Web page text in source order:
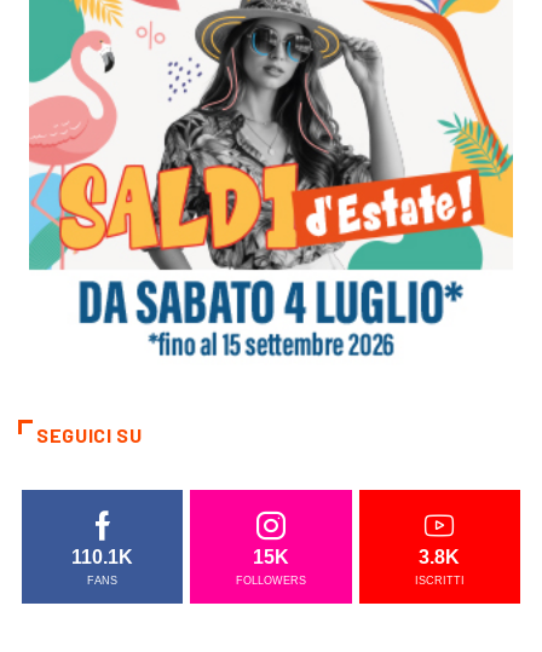
SEGUICI SU
110.1K
FANS
15K
FOLLOWERS
3.8K
ISCRITTI